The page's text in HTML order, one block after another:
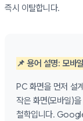
즉시 이탈합니다.
📌 용어 설명: 모
PC 화면을 먼저 설
작은 화면(모바일)
철학입니다.